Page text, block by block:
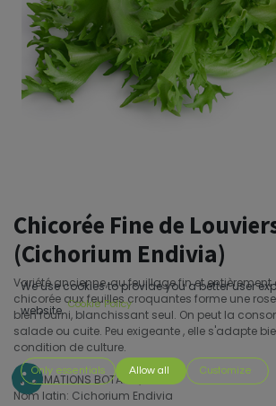
Chicorée Fine de
(Cichorium Endivia)
Variété ancienne, au feuillage fin et entièrement
chicorée aux feuilles croquantes forme une
bien fourni, blanchissant seul. On peut la
salade ou cuite. Peu exigeante , elle s'adapte
condition de culture.
INFORMATIONS BOTANIQUES
Nom latin: Cichorium Endivia
We use cookies to provide you a better user
website. Cookie Policy
Only essentials Allow all Customize